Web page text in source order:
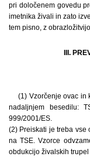
pri določenem govedu
imetnika živali in zato
tem pisno, z
III.
(1) Vzorčenje ovac in
nadaljnjem besedilu:
999/2001/ES.
(2) Preiskati je treba vse
na TSE. Vzorce
obdukcijo živalskih trupel